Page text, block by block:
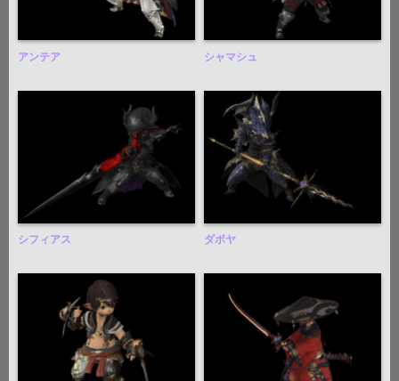
アンテア シャマシュ
シフィアス ダボヤ